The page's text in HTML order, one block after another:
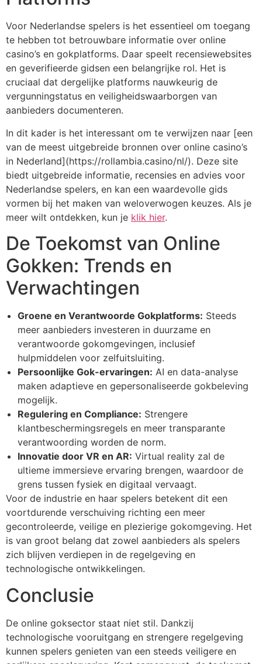
Voor Nederlandse spelers is het essentieel om toegang
te hebben tot betrouwbare informatie over online
casino’s en gokplatforms. Daar speelt recensiewebsites
en geverifieerde gidsen een belangrijke rol. Het is
cruciaal dat dergelijke platforms nauwkeurig de
vergunningstatus en veiligheidswaarborgen van
aanbieders documenteren.
In dit kader is het interessant om te verwijzen naar [een
van de meest uitgebreide bronnen over online casino’s
in Nederland](https://rollambia.casino/nl/). Deze site
biedt uitgebreide informatie, recensies en advies voor
Nederlandse spelers, en kan een waardevolle gids
vormen bij het maken van weloverwogen keuzes. Als je
meer wilt ontdekken, kun je klik hier.
De Toekomst van Online
Gokken: Trends en
Verwachtingen
Groene en Verantwoorde Gokplatforms: Steeds
meer aanbieders investeren in duurzame en
verantwoorde gokomgevingen, inclusief
hulpmiddelen voor zelfuitsluiting.
Persoonlijke Gok-ervaringen: AI en data-analyse
maken adaptieve en gepersonaliseerde gokbeleving
mogelijk.
Regulering en Compliance: Strengere
klantbeschermingsregels en meer transparante
verantwoording worden de norm.
Innovatie door VR en AR: Virtual reality zal de
ultieme immersieve ervaring brengen, waardoor de
grens tussen fysiek en digitaal vervaagt.
Voor de industrie en haar spelers betekent dit een
voortdurende verschuiving richting een meer
gecontroleerde, veilige en plezierige gokomgeving. Het
is van groot belang dat zowel aanbieders als spelers
zich blijven verdiepen in de regelgeving en
technologische ontwikkelingen.
Conclusie
De online goksector staat niet stil. Dankzij
technologische vooruitgang en strengere regelgeving
kunnen spelers genieten van een steeds veiligere en